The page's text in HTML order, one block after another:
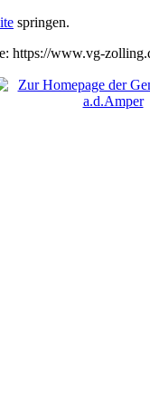
springen.
https://www.vg-